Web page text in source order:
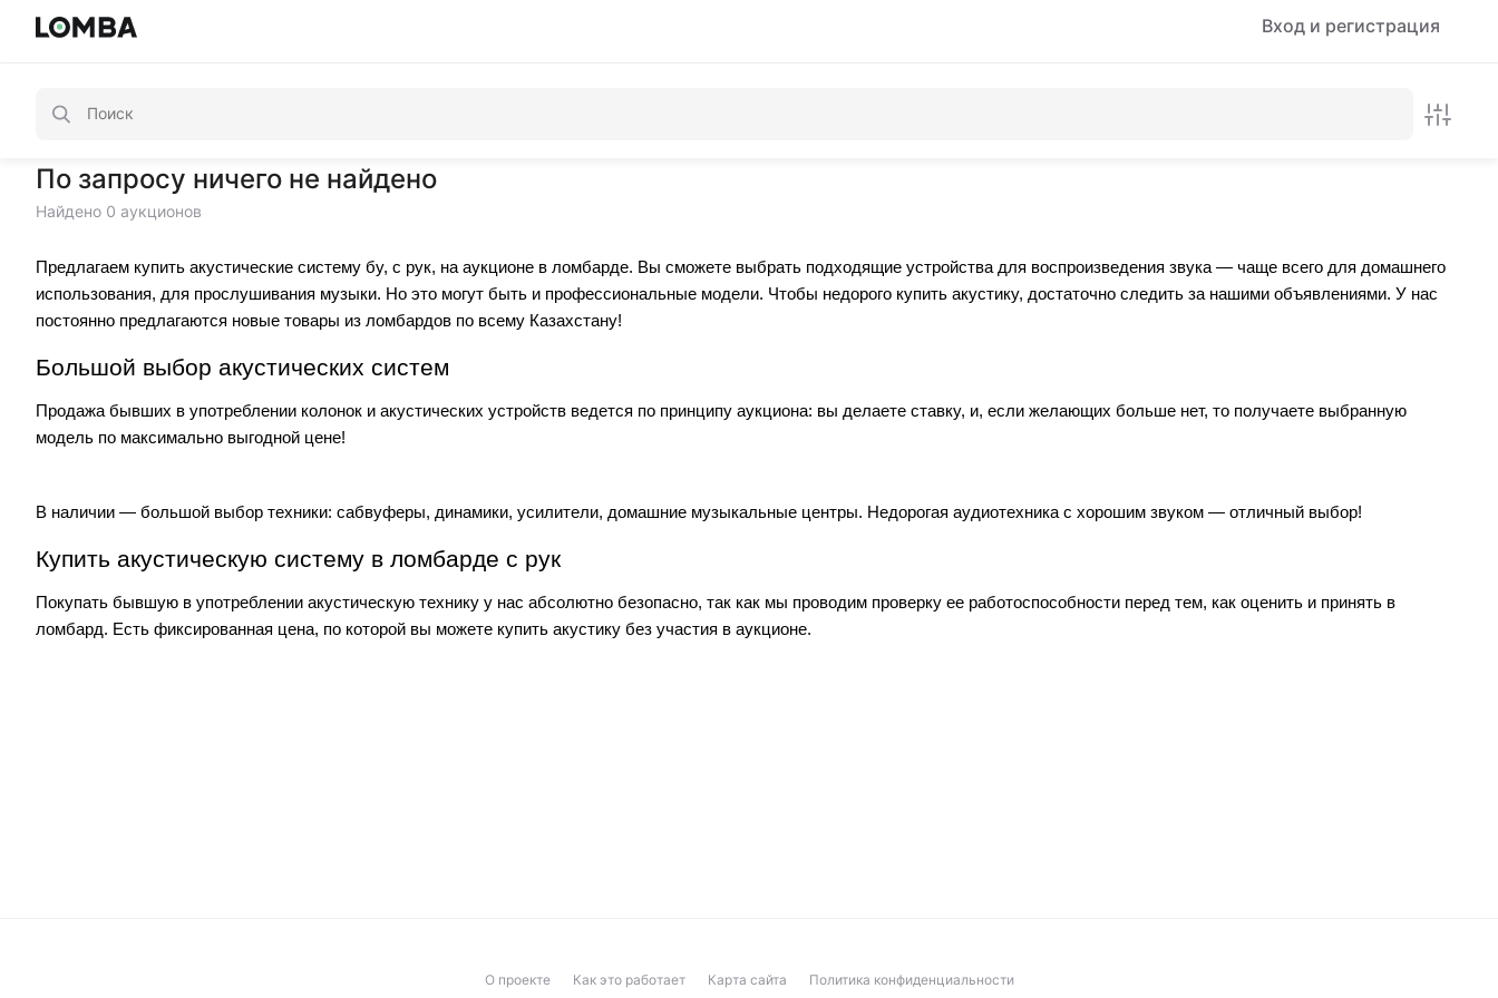
Вход и регистрация
По запросу ничего не найдено
Найдено 0 аукционов
Предлагаем купить акустические систему бу, с рук, на аукционе в ломбарде. Вы сможете выбрать подходящие устройства для воспроизведения звука — чаще всего для домашнего
использования, для прослушивания музыки. Но это могут быть и профессиональные модели. Чтобы недорого купить акустику, достаточно следить за нашими объявлениями. У нас
постоянно предлагаются новые товары из ломбардов по всему Казахстану!
Большой выбор акустических систем
Продажа бывших в употреблении колонок и акустических устройств ведется по принципу аукциона: вы делаете ставку, и, если желающих больше нет, то получаете выбранную
модель по максимально выгодной цене!
В наличии — большой выбор техники: сабвуферы, динамики, усилители, домашние музыкальные центры. Недорогая аудиотехника с хорошим звуком — отличный выбор!
Купить акустическую систему в ломбарде с рук
Покупать бывшую в употреблении акустическую технику у нас абсолютно безопасно, так как мы проводим проверку ее работоспособности перед тем, как оценить и принять в
ломбард. Есть фиксированная цена, по которой вы можете купить акустику без участия в аукционе.
О проекте Как это работает Карта сайта Политика конфиденциальности